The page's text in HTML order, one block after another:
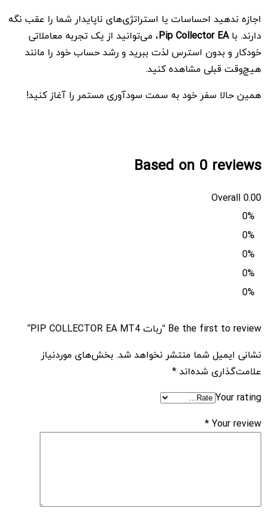
اجازه ندهید احساسات یا استراتژی‌های ناپایدار شما را عقب نگه
دارند. باPip Collector EA، می‌توانید از یک تجربه معاملاتی
خودکار و بدون استرس لذت ببرید و رشد حساب خود را مانند
هیچ‌وقت قبلی مشاهده کنید.
همین حالا سفر خود به سمت سودآوری مستمر را آغاز کنید!
Based on 0 reviews
0.00
Overall
0%
0%
0%
0%
0%
Be the first to review “ربات PIP COLLECTOR EA MT4”
نشانی ایمیل شما منتشر نخواهد شد. بخش‌های موردنیاز
علامت‌گذاری شده‌اند*
Your rating
Your review
*